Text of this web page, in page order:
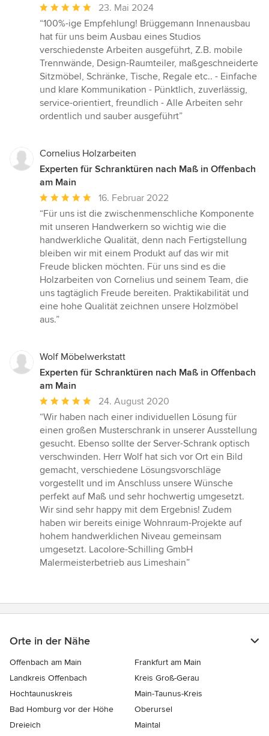
Durchschnittliche
Bewertung:
5
von
5
Sternen
23. Mai 2024
“100%-ige Empfehlung! Brüggemann Innenausbau
hat für uns beim Ausbau eines Studios
verschiedenste Arbeiten ausgeführt, Z.B. mobile
Trennwände, Design-Raumteiler, maßgeschneiderte
Sitzmöbel, Schränke, Tische, Regale etc.. - Einfache
und klare Kommunikation - Pünktlich, zuverlässig,
service-orientiert, freundlich - Alle Arbeiten sehr
ordentlich und sauber ausgeführt”
Cornelius Holzarbeiten
Experten für Schranktüren nach Maß in Offenbach
am Main
Durchschnittliche
Bewertung:
5
von
5
Sternen
16. Februar 2022
“Für uns ist die zwischenmenschliche Komponente
mit unseren Handwerkern so wichtig wie die
handwerkliche Qualität, denn nach Fertigstellung
bleiben wir mit einem Produkt auf das wir mit
Freude blicken möchten. Für uns sind es die
Holzarbeiten von Cornelius und seinem Team, die
uns tagtäglich Freude bereiten. Praktikabilität und
eine hohe Qualität zeichnen unsere Holzmöbel
aus.”
Wolf Möbelwerkstatt
Experten für Schranktüren nach Maß in Offenbach
am Main
Durchschnittliche
Bewertung:
5
von
5
Sternen
24. August 2020
“Wir haben nach einer individuellen Lösung für
einen großen Musterschrank in unserer Ausstellung
gesucht. Ebenso sollte der Server-Schrank optisch
verschwinden. Herr Wolf hat sich vor Ort ein Bild
gemacht, verschiedene Lösungsvorschläge
vorgestellt und im Anschluss unsere Wünsche
perfekt auf Maß und sehr hochwertig umgesetzt.
Wir sind sehr happy mit dem Ergebnis! Zudem
haben wir bereits einige Wohnraum-Projekte auf
hohem handwerklichen Niveau gemeinsam
umgesetzt. Lacolore-Schilling GmbH
Malermeisterbetrieb aus Limeshain”
Orte in der Nähe
Offenbach am Main
Frankfurt am Main
Landkreis Offenbach
Kreis Groß-Gerau
Hochtaunuskreis
Main-Taunus-Kreis
Bad Homburg vor der Höhe
Oberursel
Dreieich
Maintal